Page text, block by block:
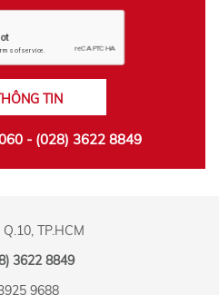
TIN
- (028) 3622 8849
TP.HCM
3622 8849
9688